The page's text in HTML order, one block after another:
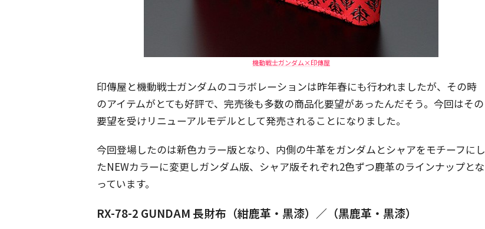
機動戦士ガンダム×印傳屋
印傳屋と機動戦士ガンダムのコラボレーションは昨年春にも行われましたが、その時
のアイテムがとても好評で、完売後も多数の商品化要望があったんだそう。今回はその
要望を受けリニューアルモデルとして発売されることになりました。
今回登場したのは新色カラー版となり、内側の牛革をガンダムとシャアをモチーフにし
たNEWカラーに変更しガンダム版、シャア版それぞれ2色ずつ鹿革のラインナップとな
っています。
RX-78-2 GUNDAM 長財布（紺鹿革・黒漆）／（黒鹿革・黒漆）